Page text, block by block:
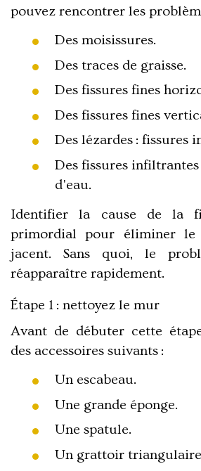
pouvez rencontrer les
Des moisissures.
Des traces de graisse.
Des fissures fines
Des fissures fines
Des lézardes : fissures
Des fissures infiltrantes
d'eau.
Identifier la cause de la
primordial pour éliminer le
jacent. Sans quoi, le
réapparaître rapidement.
Étape 1 : nettoyez le mur
Avant de débuter cette
des accessoires suivants :
Un escabeau.
Une grande éponge.
Une spatule.
Un grattoir